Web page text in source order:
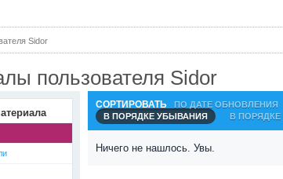
Sidor
пользователя Sidor
СОРТИРОВАТЬ ПО ДАТЕ ОБНОВЛЕНИЯ
В ПОРЯДКЕ УБЫВАНИЯ В ПОРЯДКЕ
Ничего не нашлось. Увы.